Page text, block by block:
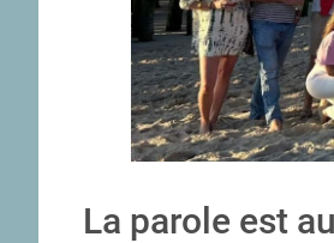
La parole est